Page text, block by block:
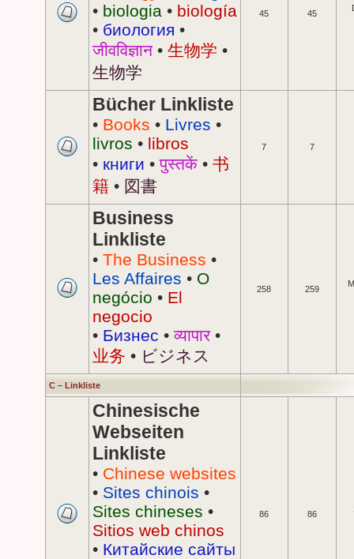
• biologia • biología
• биология •
जीवविज्ञान• 生物学 •
生物学
45 45
Bücher Linkliste
• Books • Livres •
livros • libros
• книги •पुस्तकें • 书
籍 • 図書
7 7
Business
Linkliste
• The Business •
Les Affaires • O
negócio • El
negocio
• Бизнес •व्यापार•
业务 • ビジネス
258 259
C – Linkliste
Chinesische
Webseiten
Linkliste
• Chinese websites
• Sites chinois •
Sites chineses •
Sitios web chinos
• Китайские сайты
86 86